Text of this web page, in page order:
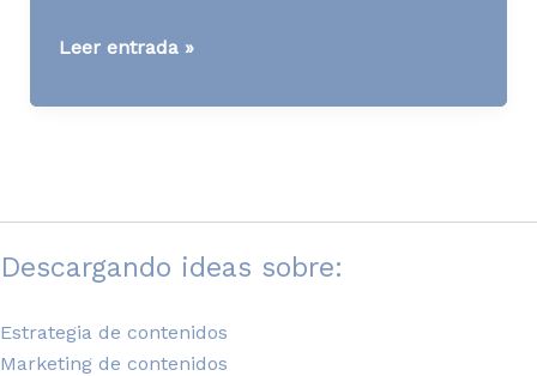
[WWW]
hours
Leer entrada »
Descargando ideas sobre:
Estrategia de contenidos
Marketing de contenidos